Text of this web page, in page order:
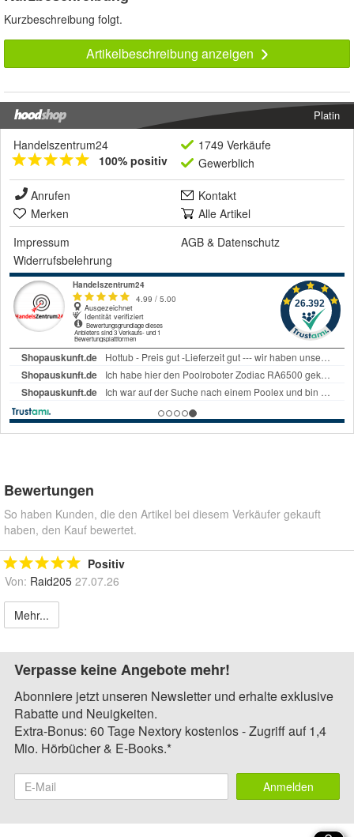
Kurzbeschreibung folgt.
Artikelbeschreibung anzeigen
Platin
Handelszentrum24
100% positiv
1749 Verkäufe
Gewerblich
Anrufen
Kontakt
Merken
Alle Artikel
Impressum
AGB & Datenschutz
Widerrufsbelehrung
Bewertungen
So haben Kunden, die den Artikel bei diesem Verkäufer gekauft
haben, den Kauf bewertet.
Positiv
Von: Raid205 27.07.26
Mehr...
Verpasse keine Angebote mehr!
Abonniere jetzt unseren Newsletter und erhalte exklusive
Rabatte und Neuigkeiten.
Extra-Bonus: 60 Tage Nextory kostenlos - Zugriff auf 1,4
Mio. Hörbücher & E-Books.*
Anmelden